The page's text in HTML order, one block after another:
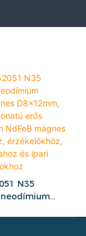
N35